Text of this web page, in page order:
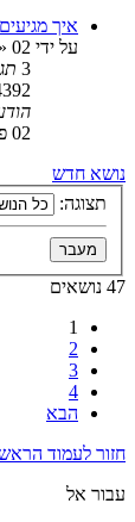
איך
על ידי
» 02 פברואר 2012 13:53
3
02 פברואר 2012 18:39
נושא חדש
תצוגה:
47 נושאים
1
2
3
4
הבא
חזור לעמוד
עבור אל